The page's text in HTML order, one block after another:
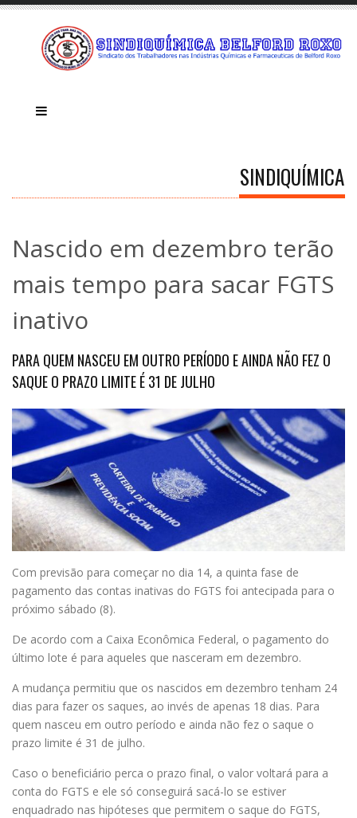
SINDIQUÍMICA
Nascido em dezembro terão
mais tempo para sacar FGTS
inativo
PARA QUEM NASCEU EM OUTRO PERÍODO E AINDA NÃO FEZ O
SAQUE O PRAZO LIMITE É 31 DE JULHO
Com previsão para começar no dia 14, a quinta fase de
pagamento das contas inativas do FGTS foi antecipada para o
próximo sábado (8).
De acordo com a Caixa Econômica Federal, o pagamento do
último lote é para aqueles que nasceram em dezembro.
A mudança permitiu que os nascidos em dezembro tenham 24
dias para fazer os saques, ao invés de apenas 18 dias. Para
quem nasceu em outro período e ainda não fez o saque o
prazo limite é 31 de julho.
Caso o beneficiário perca o prazo final, o valor voltará para a
conta do FGTS e ele só conseguirá sacá-lo se estiver
enquadrado nas hipóteses que permitem o saque do FGTS,